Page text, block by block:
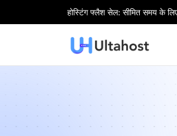
होस्टिंग फ्लैश सेल: सीमित समय के